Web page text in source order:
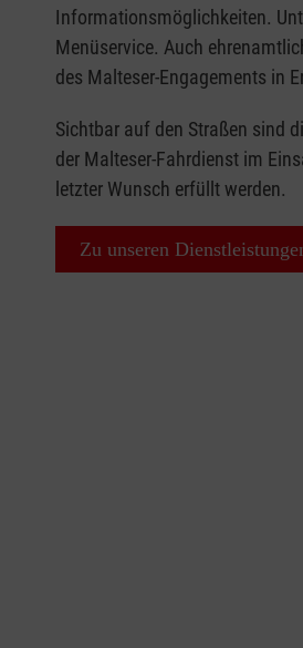
Informationsmöglichkeiten.
Menüservice. Auch
des Malteser-Engagements in
Sichtbar auf den Straßen sind
der Malteser-Fahrdienst im
letzter Wunsch erfüllt werden.
Zu unseren